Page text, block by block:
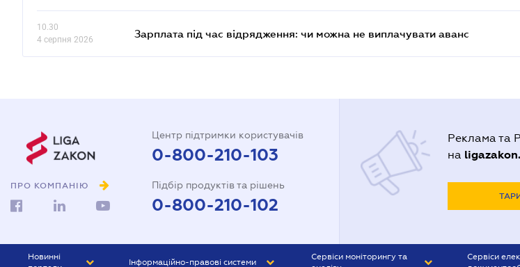
10.30
4 серпня 2026
Зарплата під час відрядження: чи можна не виплачувати аванс
ПРО КОМПАНІЮ
Центр підтримки користувачів
0-800-210-103
Підбір продуктів та рішень
0-800-210-102
Реклама та
на
Новинні
Інформаційно-правові системи
Сервіси моніторингу та
Сервіси